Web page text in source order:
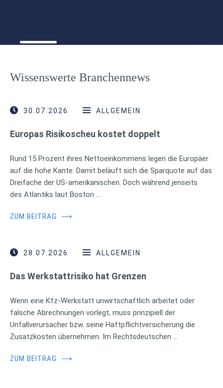
Wissenswerte Branchennews
30.07.2026 ALLGEMEIN
Europas Risikoscheu kostet doppelt
Rund 15 Prozent ihres Nettoeinkommens legen die Europäer
auf die hohe Kante. Damit beläuft sich die Sparquote auf das
Dreifache der US-amerikanischen. Doch während jenseits
des Atlantiks laut Boston …
ZUM BEITRAG ⟶
28.07.2026 ALLGEMEIN
Das Werkstattrisiko hat Grenzen
Wenn eine Kfz-Werkstatt unwirtschaftlich arbeitet oder
falsche Abrechnungen vorlegt, muss prinzipiell der
Unfallverursacher bzw. seine Haftpflichtversicherung die
Zusatzkosten übernehmen. Im Rechtsdeutschen …
ZUM BEITRAG ⟶